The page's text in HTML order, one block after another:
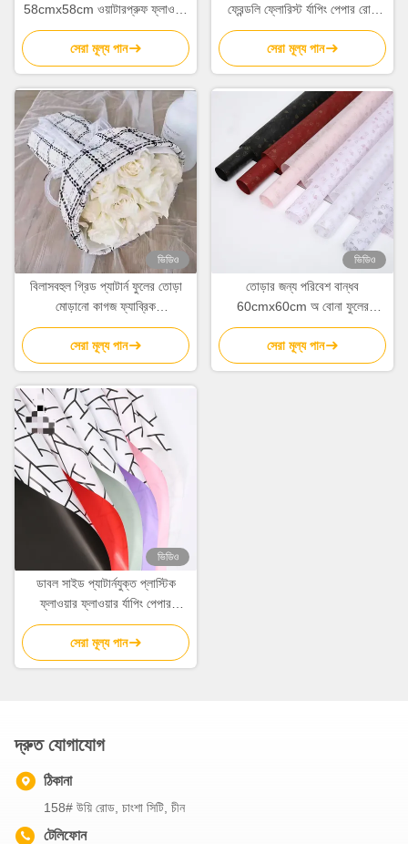
58cmx58cm ওয়াটারপ্রুফ ফ্লাওয়ার
র‌্যাপিং পেপার 80gsm
সেরা মূল্য পান
ফ্রেন্ডলি ফ্লোরিস্ট র্যাপিং পেপার রোল
50cm*5Y
সেরা মূল্য পান
ভিডিও
বিলাসবহুল গ্রিড প্যাটার্ন ফুলের তোড়া
মোড়ানো কাগজ ফ্যাব্রিক
150cmx50cm ফ্লোরিস্ট প্যাকিং
ফ্যাব্রিক
সেরা মূল্য পান
ভিডিও
তোড়ার জন্য পরিবেশ বান্ধব
60cmx60cm অ বোনা ফুলের
মোড়ানো কাগজের শীট
সেরা মূল্য পান
ভিডিও
ডাবল সাইড প্যাটার্নযুক্ত প্লাস্টিক
ফ্লাওয়ার ফ্লাওয়ার র্যাপিং পেপার
58cm*58cm
সেরা মূল্য পান
দ্রুত যোগাযোগ
ঠিকানা
158# উয়ি রোড, চাংশা সিটি, চীন
টেলিফোন